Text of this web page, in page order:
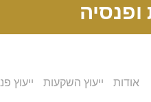
ופנסיה
אודות ייעוץ השקעות ייעוץ